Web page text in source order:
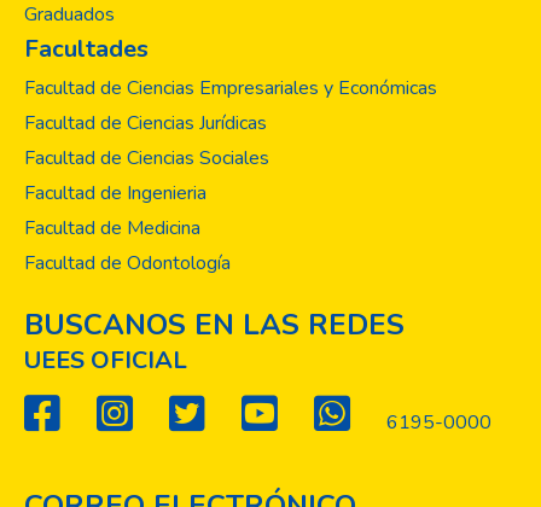
Graduados
Facultades
Facultad de Ciencias Empresariales y Económicas
Facultad de Ciencias Jurídicas
Facultad de Ciencias Sociales
Facultad de Ingenieria
Facultad de Medicina
Facultad de Odontología
BUSCANOS EN LAS REDES
UEES OFICIAL
6195-0000